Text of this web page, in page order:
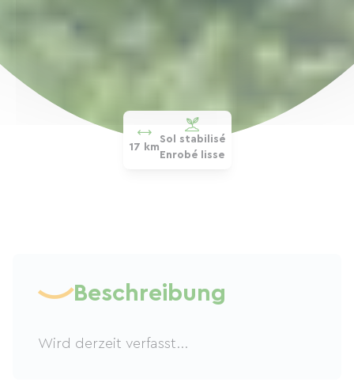
17 km
Sol stabilisé
Enrobé lisse
Beschreibung
Wird derzeit verfasst...